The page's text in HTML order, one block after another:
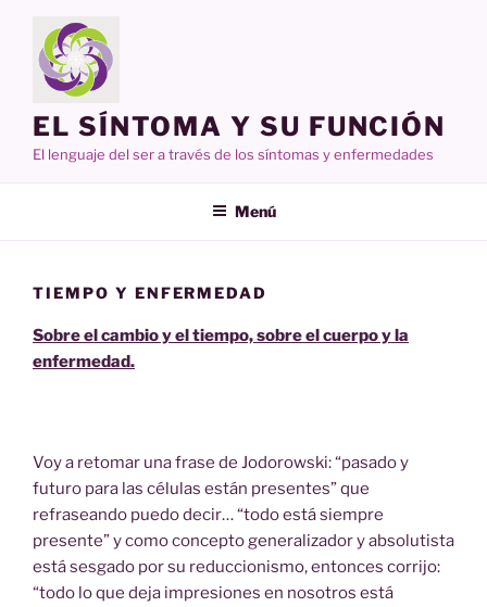
contenido
EL SÍNTOMA Y SU FUNCIÓN
El lenguaje del ser a través de los síntomas y enfermedades
Menú
TIEMPO Y ENFERMEDAD
Sobre el cambio y el tiempo, sobre el cuerpo y la
enfermedad.
Voy a retomar una frase de Jodorowski: “pasado y
futuro para las células están presentes” que
refraseando puedo decir… “todo está siempre
presente” y como concepto generalizador y absolutista
está sesgado por su reduccionismo, entonces corrijo:
“todo lo que deja impresiones en nosotros está